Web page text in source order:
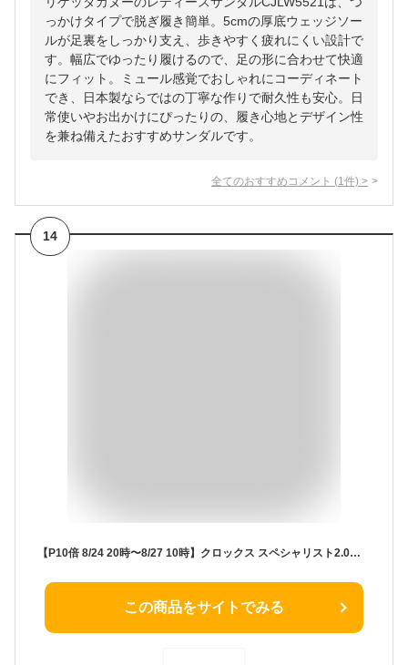
っかけタイプで脱ぎ履き簡単。5cmの厚底ウェッジソー
ルが足裏をしっかり支え、歩きやすく疲れにくい設計で
す。幅広でゆったり履けるので、足の形に合わせて快適
にフィット。ミュール感覚でおしゃれにコーディネート
でき、日本製ならではの丁寧な作りで耐久性も安心。日
常使いやお出かけにぴったりの、履き心地とデザイン性
を兼ね備えたおすすめサンダルです。
全てのおすすめコメント (1 件) >
14
【P10倍 8/24 20時〜8/27 10時】クロックス スペシャリスト2.0ベントクロッグ 205619 男女兼用 22-30cm ボンマックス FACEMIX クロスライト 医療 厨房 水洗い 滑りにくい 防臭 軽量
この商品をサイトでみる